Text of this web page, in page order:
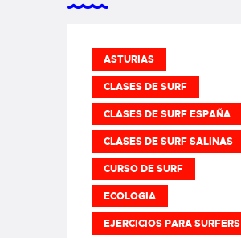
ASTURIAS
CLASES DE SURF
CLASES DE SURF ESPAÑA
CLASES DE SURF SALINAS
CURSO DE SURF
ECOLOGIA
EJERCICIOS PARA SURFERS